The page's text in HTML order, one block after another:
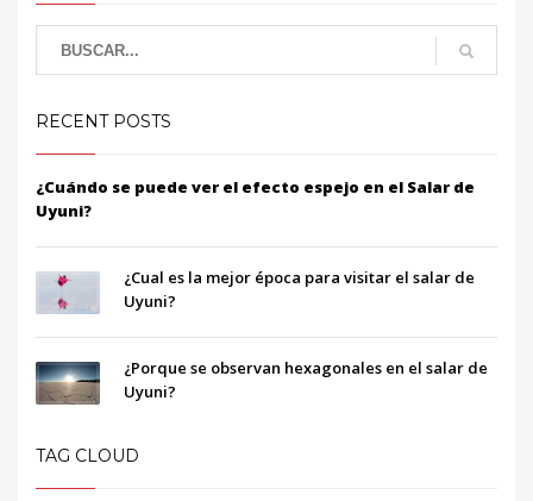
RECENT POSTS
¿Cuándo se puede ver el efecto espejo en el Salar de
Uyuni?
¿Cual es la mejor época para visitar el salar de
Uyuni?
¿Porque se observan hexagonales en el salar de
Uyuni?
TAG CLOUD